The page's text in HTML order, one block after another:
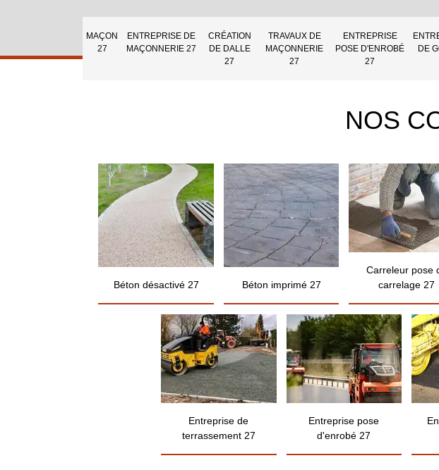
MAÇON
27
ENTREPRISE DE
MAÇONNERIE 27
CRÉATION
DE DALLE
27
TRAVAUX DE
MAÇONNERIE
27
ENTREPRISE
POSE D'ENROBÉ
27
DE
NOS
Béton désactivé 27 Béton imprimé 27
Carreleur pose
carrelage 27
Entreprise de
terrassement 27
Entreprise pose
d'enrobé 27